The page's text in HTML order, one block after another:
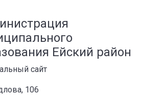
Ейский район
сайт
106